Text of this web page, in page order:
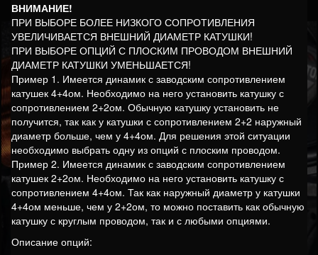
ВНИМАНИЕ!
ПРИ ВЫБОРЕ БОЛЕЕ НИЗКОГО СОПРОТИВЛЕНИЯ
УВЕЛИЧИВАЕТСЯ ВНЕШНИЙ ДИАМЕТР КАТУШКИ!
ПРИ ВЫБОРЕ ОПЦИЙ С ПЛОСКИМ ПРОВОДОМ ВНЕШНИЙ
ДИАМЕТР КАТУШКИ УМЕНЬШАЕТСЯ!
Пример 1. Имеется динамик с заводским сопротивлением
катушек 4+4ом. Необходимо на него установить катушку с
сопротивлением 2+2ом. Обычную катушку установить не
получится, так как у катушки с сопротивлением 2+2 наружный
диаметр больше, чем у 4+4ом. Для решения этой ситуации
необходимо выбрать одну из опций с плоским проводом.
Пример 2. Имеется динамик с заводским сопротивлением
катушек 2+2ом. Необходимо на него установить катушку с
сопротивлением 4+4ом. Так как наружный диаметр у катушки
4+4ом меньше, чем у 2+2ом, то можно поставить как обычную
катушку с круглым проводом, так и с любыми опциями.
Описание опций: